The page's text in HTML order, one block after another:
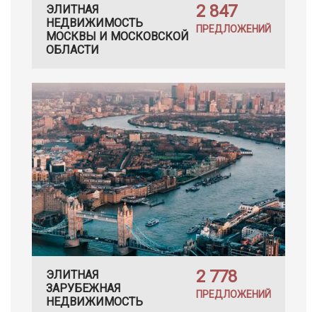
ЭЛИТНАЯ
НЕДВИЖИМОСТЬ
МОСКВЫ И МОСКОВСКОЙ
ОБЛАСТИ
2 847
ПРЕДЛОЖЕНИЙ
ЭЛИТНАЯ
ЗАРУБЕЖНАЯ
НЕДВИЖИМОСТЬ
2 778
ПРЕДЛОЖЕНИЙ